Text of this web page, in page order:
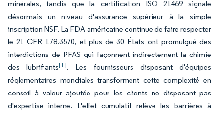
minérales, tandis que la certification ISO 21469 signale
désormais un niveau d'assurance supérieur à la simple
inscription NSF. La FDA américaine continue de faire respecter
le 21 CFR 178.3570, et plus de 30 États ont promulgué des
interdictions de PFAS qui façonnent indirectement la chimie
des lubrifiants[1]. Les fournisseurs disposant d'équipes
réglementaires mondiales transforment cette complexité en
conseil à valeur ajoutée pour les clients ne disposant pas
d'expertise interne. L'effet cumulatif relève les barrières à